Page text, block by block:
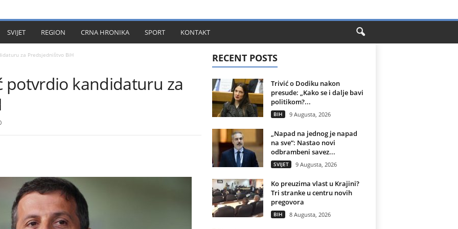
SVIJET REGION CRNA HRONIKA SPORT KONTAKT
za Predsjedništvo BiH
potvrdio kandidaturu za
RECENT POSTS
Trivić o Dodiku nakon
presude: „Kako se i dalje bavi
politikom?...
BIH 9 Augusta, 2026
„Napad na jednog je napad
na sve“: Nastao novi
odbrambeni savez...
SVIJET 9 Augusta, 2026
Ko preuzima vlast u Krajini?
Tri stranke u centru novih
pregovora
BIH 8 Augusta, 2026